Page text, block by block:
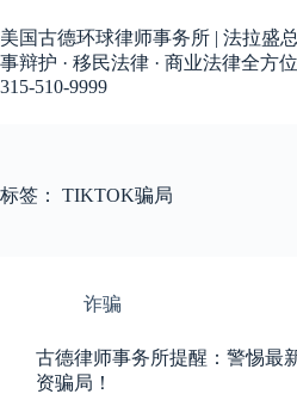
过
内
容
美国古德环球律师事务所 | 法拉盛
事辩护 · 移民法律 · 商业法律全方
315-510-9999
标签： TIKTOK骗局
诈骗
古德律师事务所提醒：警惕最
资骗局！